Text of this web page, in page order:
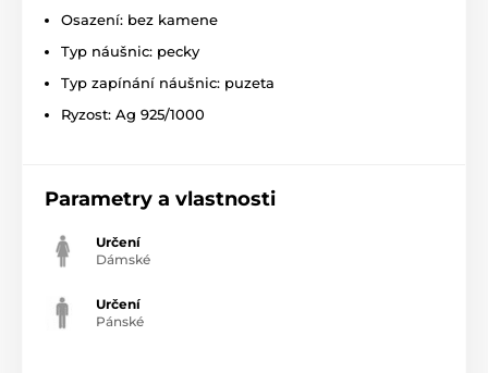
Osazení: bez kamene
Typ náušnic: pecky
Typ zapínání náušnic: puzeta
Ryzost: Ag 925/1000
Parametry a vlastnosti
Určení
Dámské
Určení
Pánské